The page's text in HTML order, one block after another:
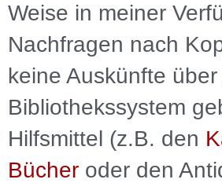
Weise in meiner
Nachfragen nach
keine Auskünfte
Bibliothekssystem
Hilfsmittel (z.B. den
Bücher oder den